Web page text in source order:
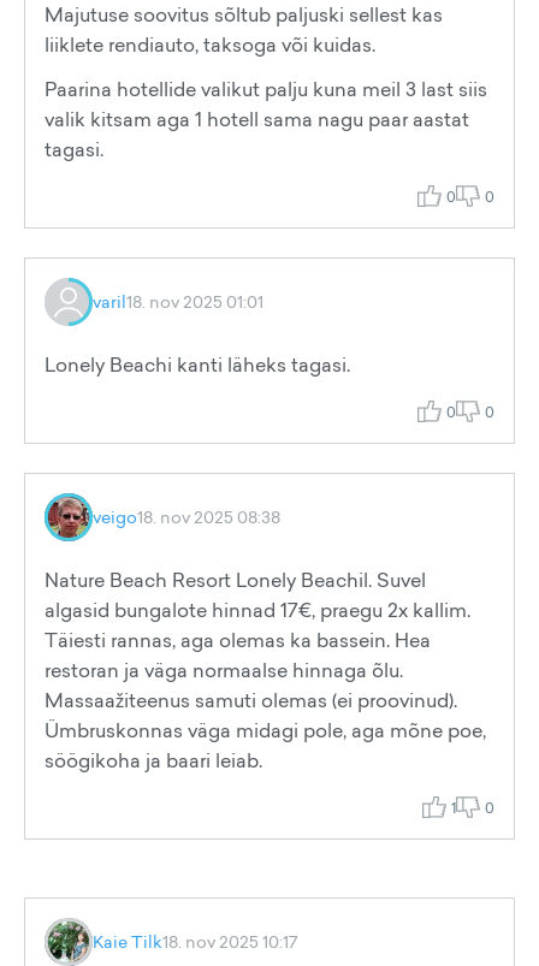
Majutuse soovitus sõltub paljuski sellest kas
liiklete rendiauto, taksoga või kuidas.
Paarina hotellide valikut palju kuna meil 3 last siis
valik kitsam aga 1 hotell sama nagu paar aastat
tagasi.
0 0
varil18. nov 2025 01:01
Lonely Beachi kanti läheks tagasi.
0 0
veigo18. nov 2025 08:38
Nature Beach Resort Lonely Beachil. Suvel
algasid bungalote hinnad 17€, praegu 2x kallim.
Täiesti rannas, aga olemas ka bassein. Hea
restoran ja väga normaalse hinnaga õlu.
Massaažiteenus samuti olemas (ei proovinud).
Ümbruskonnas väga midagi pole, aga mõne poe,
söögikoha ja baari leiab.
1 0
Kaie Tilk18. nov 2025 10:17